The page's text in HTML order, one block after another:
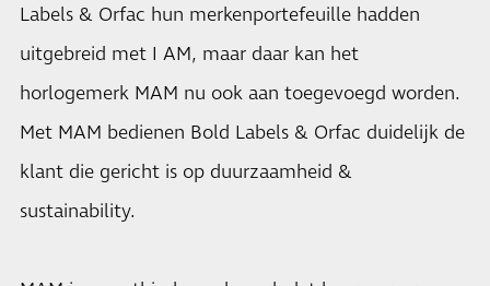
Labels & Orfac hun merkenportefeuille hadden
uitgebreid met I AM, maar daar kan het
horlogemerk MAM nu ook aan toegevoegd worden.
Met MAM bedienen Bold Labels & Orfac duidelijk de
klant die gericht is op duurzaamheid &
sustainability.